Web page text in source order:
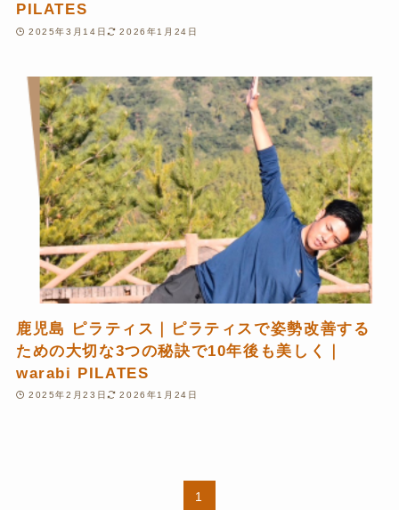
PILATES
2025年3月14日 2026年1月24日
鹿児島 ピラティス｜ピラティスで姿勢改善する
ための大切な3つの秘訣で10年後も美しく｜
warabi PILATES
2025年2月23日 2026年1月24日
1